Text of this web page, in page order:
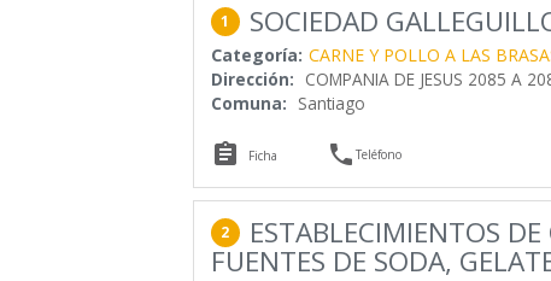
1 SOCIEDAD
Categoría: CARNE Y POLLO A LAS
Dirección: COMPANIA DE JESUS 2085 A
Comuna: Santiago
 Ficha Teléfono
2 ESTABLECIMIENTOS
FUENTES DE SODA,